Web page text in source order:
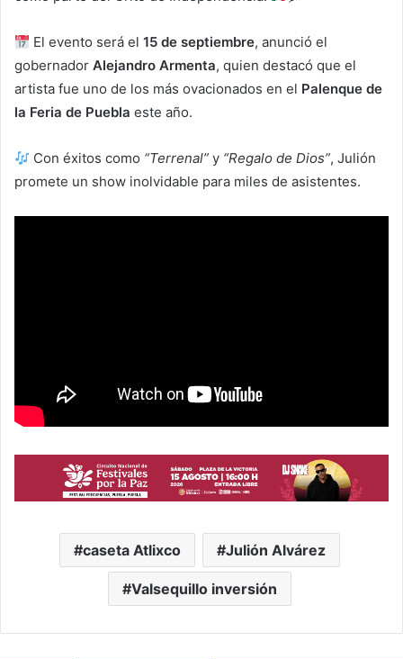
El evento será el15 de septiembre, anunció el
gobernador Alejandro Armenta, quien destacó que el
artista fue uno de los más ovacionados en el Palenque de
la Feria de Puebla este año.
Con éxitos como “Terrenal” y “Regalo de Dios”, Julión
promete un show inolvidable para miles de asistentes.
caseta Atlixco Julión Alvárez
Valsequillo inversión